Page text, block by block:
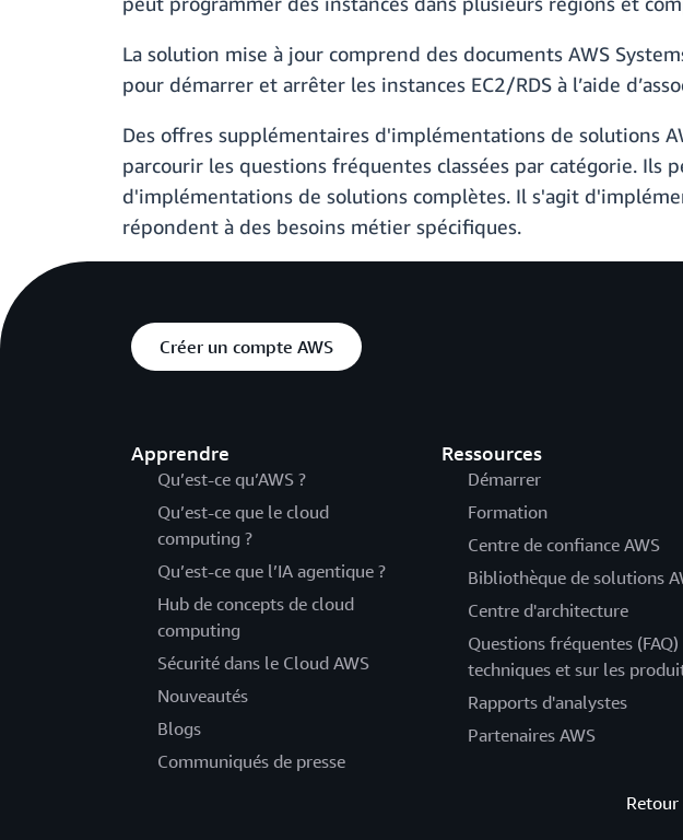
La solution mise à jour comprend des documents AWS
pour démarrer et arrêter les instances EC2/RDS à l’aide
Des offres supplémentaires d'implémentations de solutions
parcourir les questions fréquentes classées par catégorie. Ils
d'implémentations de solutions complètes. Il s'agit
répondent à des besoins métier spécifiques.
Créer un compte AWS
Apprendre
Qu’est-ce qu’AWS ?
Qu’est-ce que le cloud
computing ?
Qu’est-ce que l’IA agentique ?
Hub de concepts de cloud
computing
Sécurité dans le Cloud AWS
Nouveautés
Blogs
Communiqués de presse
Ressources
Démarrer
Formation
Centre de confiance AWS
Bibliothèque de solutions
Centre d'architecture
Questions fréquentes (FAQ)
techniques et sur les
Rapports d'analystes
Partenaires AWS
Retour